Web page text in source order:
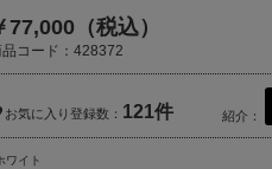
77,000（税込）
品コード：428372
お気に入り登録数： 121件 紹介：
ワイト